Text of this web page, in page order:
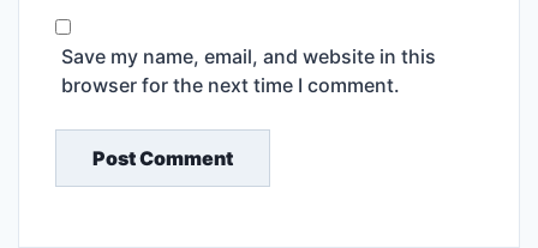
Save my name, email, and website in this
browser for the next time I comment.